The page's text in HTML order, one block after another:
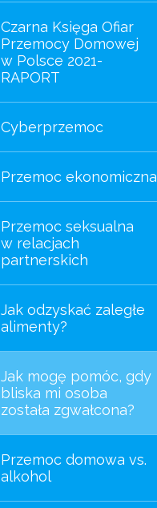
Czarna Księga Ofiar
Przemocy Domowej
w Polsce 2021-
RAPORT
Cyberprzemoc
Przemoc ekonomiczna
Przemoc seksualna
w relacjach
partnerskich
Jak odzyskać zaległe
alimenty?
Jak mogę pomóc, gdy
bliska mi osoba
została zgwałcona?
Przemoc domowa vs.
alkohol